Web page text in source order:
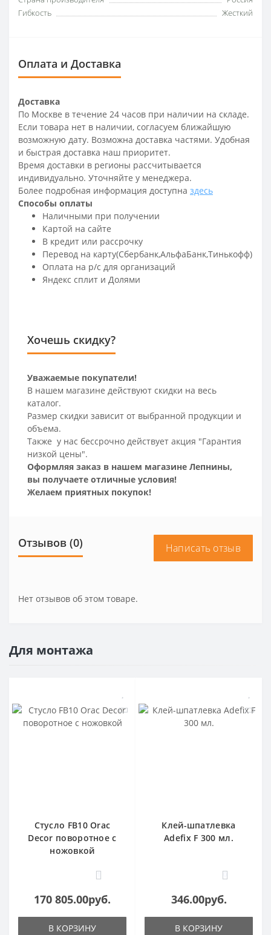
Гибкость
Жесткий
Оплата и Доставка
Доставка
По Москве в течение 24 часов при наличии на складе.
Если товара нет в наличии, согласуем ближайшую
возможную дату. Возможна доставка частями. Удобная
и быстрая доставка наш приоритет.
Время доставки в регионы рассчитывается
индивидуально. Уточняйте у менеджера.
Более подробная информация доступна здесь
Способы оплаты
Наличными при получении
Картой на сайте
В кредит или рассрочку
Перевод на карту(Сбербанк,АльфаБанк,Тинькофф)
Оплата на р/c для организаций
Яндекс сплит и Долями
Хочешь скидку?
Уважаемые покупатели!
В нашем магазине действуют скидки на весь
каталог.
Размер скидки зависит от выбранной продукции и
объема.
Также у нас бессрочно действует акция "Гарантия
низкой цены".
Оформляя заказ в нашем магазине Лепнины,
вы получаете отличные условия!
Желаем приятных покупок!
Отзывов (0) Написать отзыв
Нет отзывов об этом товаре.
Для монтажа
Стусло FB10 Orac
Decor поворотное с
ножовкой
1
170 805.00руб.
В КОРЗИНУ
Клей-шпатлевка
Adefix F 300 мл.
0
346.00руб.
В КОРЗИНУ